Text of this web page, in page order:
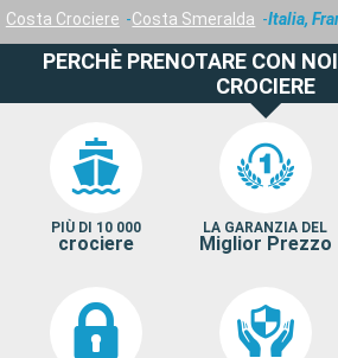
Costa Crociere
Costa Smeralda Italia,
PERCHÈ PRENOTARE CON
CROCIERE
PIÙ DI 10 000
crociere
LA GARANZIA DEL
Miglior Prezzo